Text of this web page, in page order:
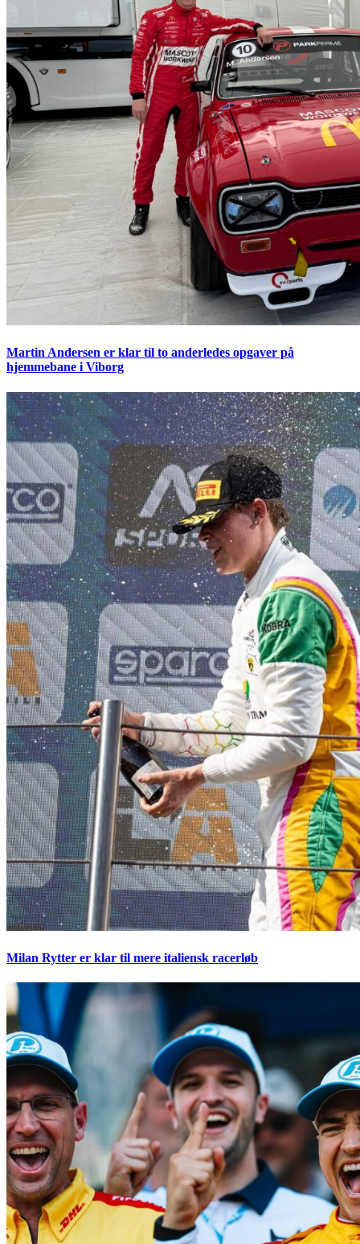
Martin Andersen er klar til to anderledes opgaver på
hjemmebane i Viborg
Milan Rytter er klar til mere italiensk racerløb